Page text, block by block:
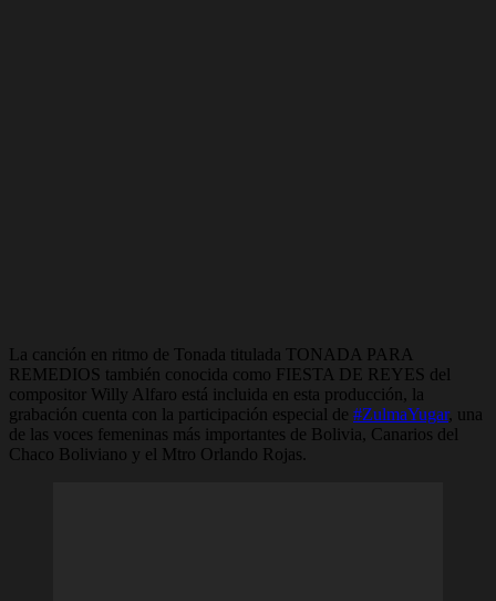
La canción en ritmo de Tonada titulada TONADA PARA
REMEDIOS también conocida como FIESTA DE REYES del
compositor Willy Alfaro está incluida en esta producción, la
grabación cuenta con la participación especial de #ZulmaYugar, una
de las voces femeninas más importantes de Bolivia, Canarios del
Chaco Boliviano y el Mtro Orlando Rojas.